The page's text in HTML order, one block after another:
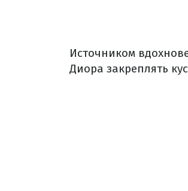
Источником
Диора закреплять